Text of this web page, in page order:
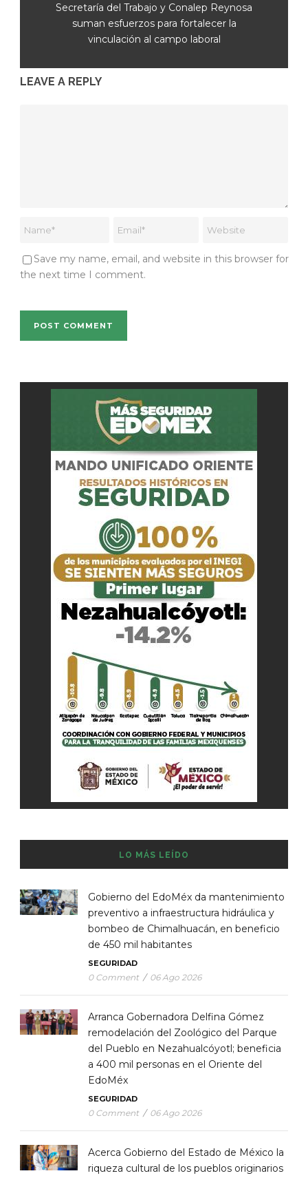
Secretaría del Trabajo y Conalep Reynosa
suman esfuerzos para fortalecer la
vinculación al campo laboral
LEAVE A REPLY
Save my name, email, and website in this browser for
the next time I comment.
LO MÁS LEÍDO
Gobierno del EdoMéx da mantenimiento
preventivo a infraestructura hidráulica y
bombeo de Chimalhuacán, en beneficio
de 450 mil habitantes
SEGURIDAD
0 Comment / 06 Ago 2026
Arranca Gobernadora Delfina Gómez
remodelación del Zoológico del Parque
del Pueblo en Nezahualcóyotl; beneficia
a 400 mil personas en el Oriente del
EdoMéx
SEGURIDAD
0 Comment / 06 Ago 2026
Acerca Gobierno del Estado de México la
riqueza cultural de los pueblos originarios